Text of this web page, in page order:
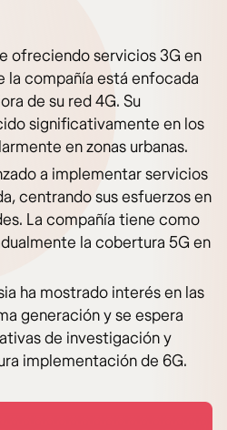
ofreciendo servicios 3G en
la compañía está enfocada
de su red 4G. Su
significativamente en los
en zonas urbanas.
a implementar servicios
centrando sus esfuerzos en
La compañía tiene como
la cobertura 5G en
ha mostrado interés en las
generación y se espera
de investigación y
implementación de 6G.